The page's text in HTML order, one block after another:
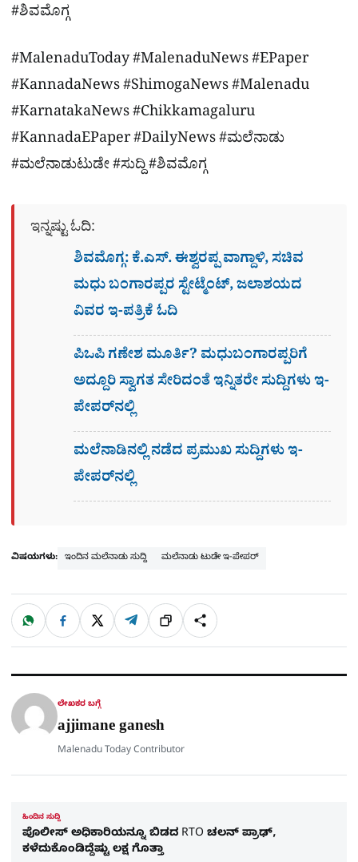
#ಶಿವಮೊಗ್ಗ
#MalenaduToday #MalenaduNews #EPaper
#KannadaNews #ShimogaNews #Malenadu
#KarnatakaNews #Chikkamagaluru
#KannadaEPaper #DailyNews #ಮಲೆನಾಡು
#ಮಲೆನಾಡುಟುಡೇ #ಸುದ್ದಿ #ಶಿವಮೊಗ್ಗ
ಇನ್ನಷ್ಟು ಓದಿ:
ಶಿವಮೊಗ್ಗ: ಕೆ.ಎಸ್. ಈಶ್ವರಪ್ಪ ವಾಗ್ದಾಳಿ, ಸಚಿವ
ಮಧು ಬಂಗಾರಪ್ಪರ ಸ್ಟೇಟ್ಮೆಂಟ್, ಜಲಾಶಯದ
ವಿವರ ಇ-ಪತ್ರಿಕೆ ಓದಿ
ಪಿಒಪಿ ಗಣೇಶ ಮೂರ್ತಿ? ಮಧುಬಂಗಾರಪ್ಪರಿಗೆ
ಅದ್ದೂರಿ ಸ್ವಾಗತ ಸೇರಿದಂತೆ ಇನ್ನಿತರೇ ಸುದ್ದಿಗಳು ಇ-
ಪೇಪರ್​ನಲ್ಲಿ
ಮಲೆನಾಡಿನಲ್ಲಿ ನಡೆದ ಪ್ರಮುಖ ಸುದ್ದಿಗಳು ಇ-
ಪೇಪರ್​​​​ನಲ್ಲಿ
ವಿಷಯಗಳು: ಇಂದಿನ ಮಲೆನಾಡು ಸುದ್ದಿ ಮಲೆನಾಡು ಟುಡೇ ಇ-ಪೇಪರ್
ಹಂಚಿಕೊಳ್ಳಿ
W
a
t
p
p
F
c
e
o
k
X T
l
e
a
m
ಲಿಂ
ಕ್
S
h
a
ಲೇಖಕರ ಬಗ್ಗೆ
ajjimane ganesh
Malenadu Today Contributor
ಹಿಂದಿನ ಸುದ್ದಿ
ಪೊಲೀಸ್​ ಅಧಿಕಾರಿಯನ್ನೂ ಬಿಡದ RTO ಚಲನ್​​​ ಪ್ರಾಢ್​​,
ಕಳೆದುಕೊಂಡಿದ್ದೆಷ್ಟು ಲಕ್ಷ ಗೊತ್ತಾ